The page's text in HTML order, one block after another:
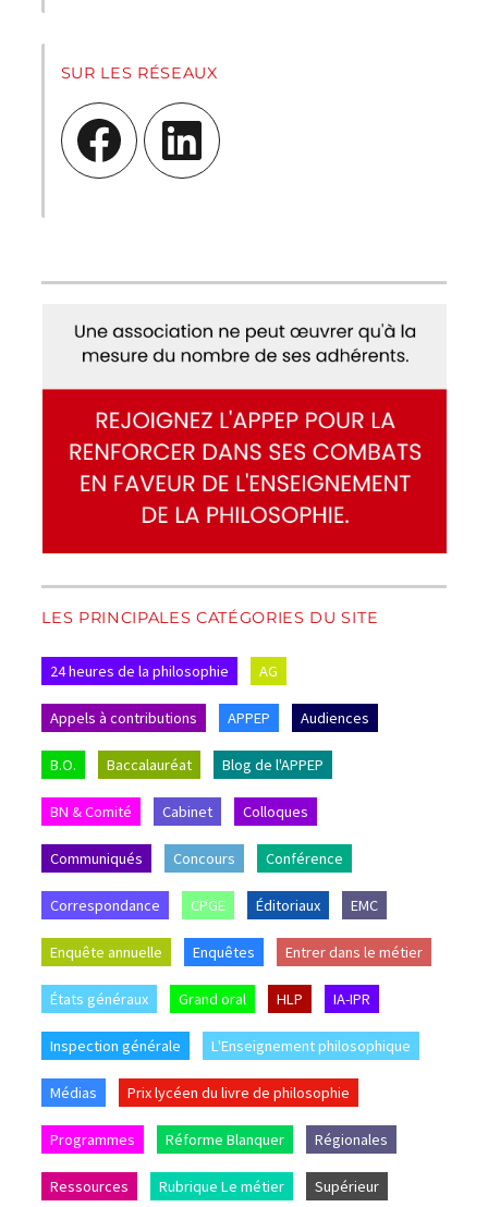
SUR LES RÉSEAUX
Facebook LinkedIn
LES PRINCIPALES CATÉGORIES DU SITE
24 heures de la philosophie AG
Appels à contributions APPEP Audiences
B.O. Baccalauréat Blog de l'APPEP
BN & Comité Cabinet Colloques
Communiqués Concours Conférence
Correspondance CPGE Éditoriaux EMC
Enquête annuelle Enquêtes Entrer dans le métier
États généraux Grand oral HLP IA-IPR
Inspection générale L'Enseignement philosophique
Médias Prix lycéen du livre de philosophie
Programmes Réforme Blanquer Régionales
Ressources Rubrique Le métier Supérieur